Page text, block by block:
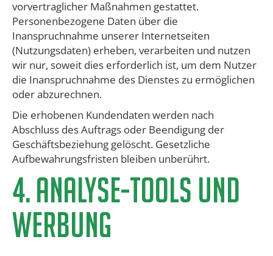
vorvertraglicher Maßnahmen gestattet.
Personenbezogene Daten über die
Inanspruchnahme unserer Internetseiten
(Nutzungsdaten) erheben, verarbeiten und nutzen
wir nur, soweit dies erforderlich ist, um dem Nutzer
die Inanspruchnahme des Dienstes zu ermöglichen
oder abzurechnen.
Die erhobenen Kundendaten werden nach
Abschluss des Auftrags oder Beendigung der
Geschäftsbeziehung gelöscht. Gesetzliche
Aufbewahrungsfristen bleiben unberührt.
​4. ANALYSE-TOOLS UND
WERBUNG